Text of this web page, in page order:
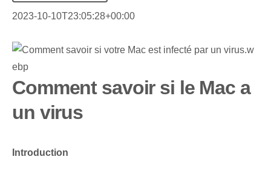
2023-10-10T23:05:28+00:00
Comment savoir si le Mac a
un virus
Introduction